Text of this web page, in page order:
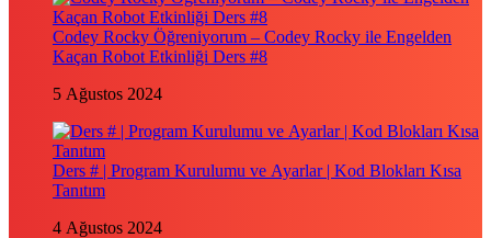
Codey Rocky Öğreniyorum – Codey Rocky ile Engelden
Kaçan Robot Etkinliği Ders #8
5 Ağustos 2024
Ders # | Program Kurulumu ve Ayarlar | Kod Blokları Kısa
Tanıtım
4 Ağustos 2024